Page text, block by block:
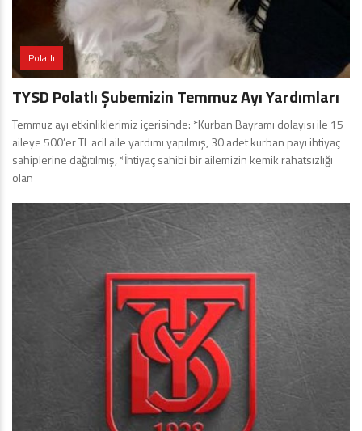
Polatlı
TYSD Polatlı Şubemizin Temmuz Ayı Yardımları
Temmuz ayı etkinliklerimiz içerisinde: *Kurban Bayramı dolayısı ile 15
aileye 500’er TL acil aile yardımı yapılmış, 30 adet kurban payı ihtiyaç
sahiplerine dağıtılmış, *İhtiyaç sahibi bir ailemizin kemik rahatsızlığı
olan